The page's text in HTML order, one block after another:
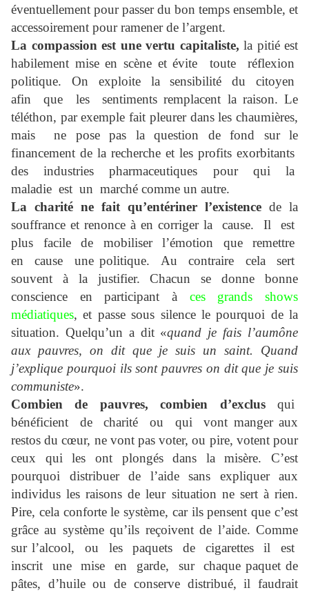
éventuellement pour passer du bon temps ensemble, et
accessoirement pour ramener de l’argent.
La compassion est une vertu capitaliste, la pitié est
habilement mise en scène et évite toute réflexion
politique. On exploite la sensibilité du citoyen
afin que les sentiments remplacent la raison. Le
téléthon, par exemple fait pleurer dans les chaumières,
mais ne pose pas la question de fond sur le
financement de la recherche et les profits exorbitants
des industries pharmaceutiques pour qui la
maladie est un marché comme un autre.
La charité ne fait qu’entériner l’existence de la
souffrance et renonce à en corriger la cause. Il est
plus facile de mobiliser l’émotion que remettre
en cause une politique. Au contraire cela sert
souvent à la justifier. Chacun se donne bonne
conscience en participant à ces grands shows
médiatiques, et passe sous silence le pourquoi de la
situation. Quelqu’un a dit «quand je fais l’aumône
aux pauvres, on dit que je suis un saint. Quand
j’explique pourquoi ils sont pauvres on dit que je suis
communiste».
Combien de pauvres, combien d’exclusqui
bénéficient de charité ou qui vont manger aux
restos du cœur, ne vont pas voter, ou pire, votent pour
ceux qui les ont plongés dans la misère. C’est
pourquoi distribuer de l’aide sans expliquer aux
individus les raisons de leur situation ne sert à rien.
Pire, cela conforte le système, car ils pensent que c’est
grâce au système qu’ils reçoivent de l’aide. Comme
sur l’alcool, ou les paquets de cigarettes il est
inscrit une mise en garde, sur chaque paquet de
pâtes, d’huile ou de conserve distribué, il faudrait